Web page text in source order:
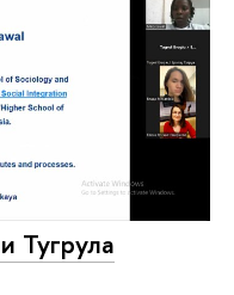
Тугрула